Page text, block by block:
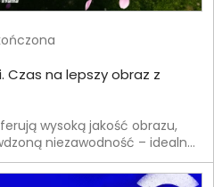
Czas na lepszy obraz z
wysoką jakość obrazu,
niezawodność – idealne
na technologię, która